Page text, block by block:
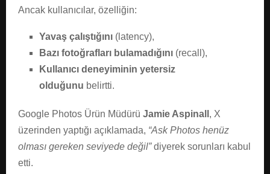
Ancak kullanıcılar, özelliğin:
Yavaş çalıştığını (latency),
Bazı fotoğrafları bulamadığını (recall),
Kullanıcı deneyiminin yetersiz
olduğunu belirtti.
Google Photos Ürün Müdürü Jamie Aspinall , X
üzerinden yaptığı açıklamada, “Ask Photos henüz
olması gereken seviyede değil”diyerek sorunları kabul
etti.